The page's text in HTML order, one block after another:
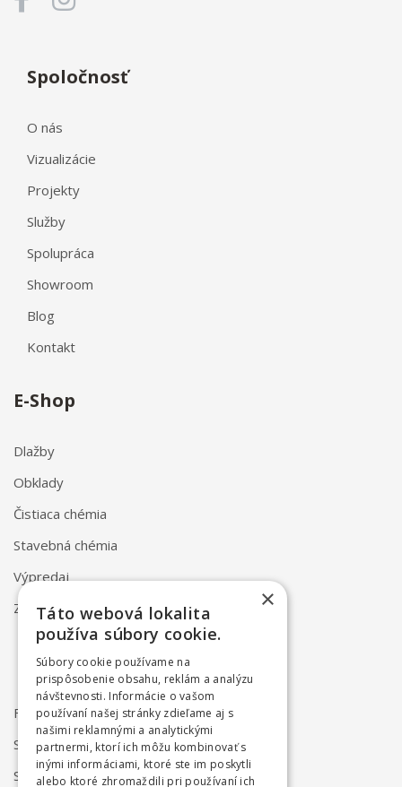
Spoločnosť
O nás
Vizualizácie
Projekty
Služby
Spolupráca
Showroom
Blog
Kontakt
E-Shop
Dlažby
Obklady
Čistiaca chémia
Stavebná chémia
Výpredaj
Značky
FAQ
Spôsob dodania
Spôsob platby
×
Táto webová lokalita
používa súbory cookie.
Súbory cookie používame na
prispôsobenie obsahu, reklám a analýzu
návštevnosti. Informácie o vašom
používaní našej stránky zdieľame aj s
našimi reklamnými a analytickými
partnermi, ktorí ich môžu kombinovať s
inými informáciami, ktoré ste im poskytli
alebo ktoré zhromaždili pri používaní ich